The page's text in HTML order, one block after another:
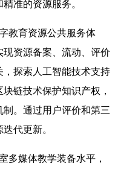
准的资源服务。
教育资源公共服务体
资源备案、流动、评价
探索人工智能技术支持
链技术保护知识产权，
。通过用户评价和第三
代更新。
多媒体教学装备水平，